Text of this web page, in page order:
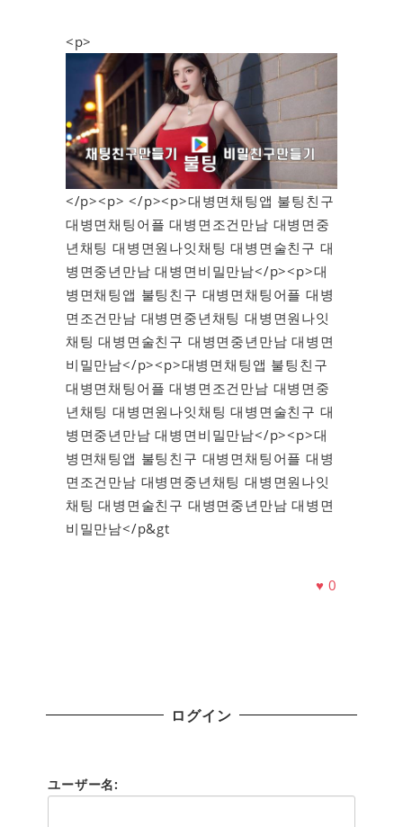
<p>
</p><p> </p><p>대병면채팅앱 불팅친구
대병면채팅어플 대병면조건만남 대병면중
년채팅 대병면원나잇채팅 대병면술친구 대
병면중년만남 대병면비밀만남</p><p>대
병면채팅앱 불팅친구 대병면채팅어플 대병
면조건만남 대병면중년채팅 대병면원나잇
채팅 대병면술친구 대병면중년만남 대병면
비밀만남</p><p>대병면채팅앱 불팅친구
대병면채팅어플 대병면조건만남 대병면중
년채팅 대병면원나잇채팅 대병면술친구 대
병면중년만남 대병면비밀만남</p><p>대
병면채팅앱 불팅친구 대병면채팅어플 대병
면조건만남 대병면중년채팅 대병면원나잇
채팅 대병면술친구 대병면중년만남 대병면
비밀만남</p&gt
♥0
ログイン
ユーザー名: